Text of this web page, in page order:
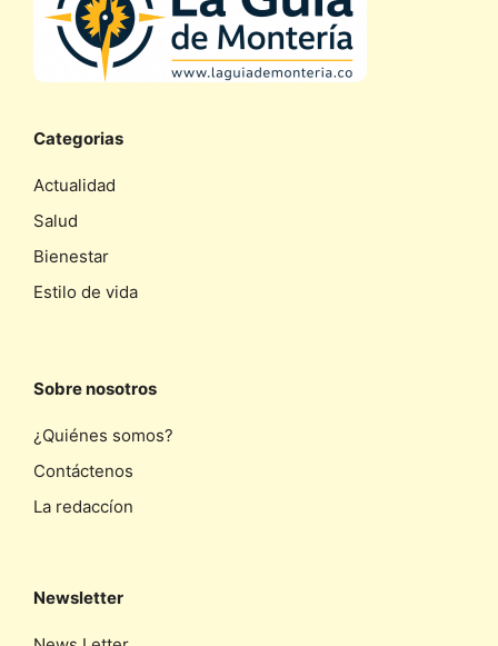
Categorias
Actualidad
Salud
Bienestar
Estilo de vida
Sobre nosotros
¿Quiénes somos?
Contáctenos
La redaccíon
Newsletter